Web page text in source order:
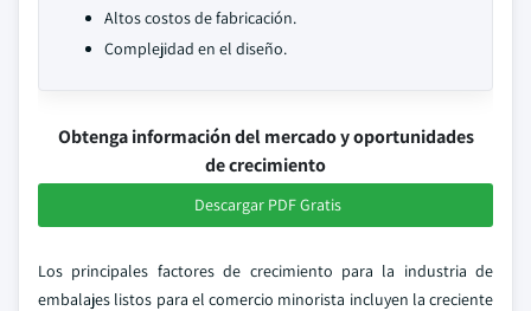
Altos costos de fabricación.
Complejidad en el diseño.
Obtenga información del mercado y oportunidades
de crecimiento
Descargar PDF Gratis
Los principales factores de crecimiento para la industria de
embalajes listos para el comercio minorista incluyen la creciente